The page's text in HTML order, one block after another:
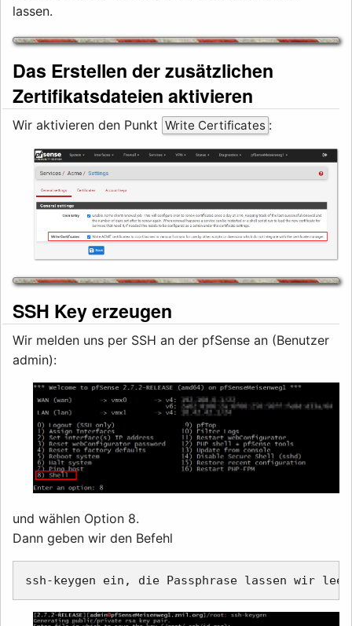
lassen.
Das Erstellen der zusätzlichen
Zertifikatsdateien aktivieren
Wir aktivieren den Punkt Write Certificates :
SSH Key erzeugen
Wir melden uns per SSH an der pfSense an (Benutzer
admin):
und wählen Option 8.
Dann geben wir den Befehl